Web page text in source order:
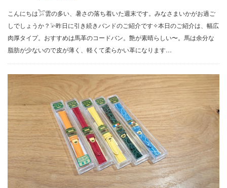
こんにちは𓅯雲の多い、暑さの落ち着いた週末です。みなさまいかがお過ご
しでしょうか？𓅫昨日に引き続きバンドのご紹介です✧本日のご紹介は、幅広
肉厚タイプ。おすすめは馬革のコードバン。艶が素晴らしい〜。馬は余分な
脂肪が少ないので皮が薄く、軽くて柔らかい革になります…